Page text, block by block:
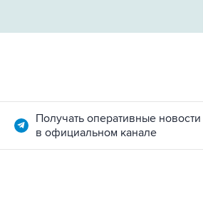
Получать оперативные новости
в официальном канале